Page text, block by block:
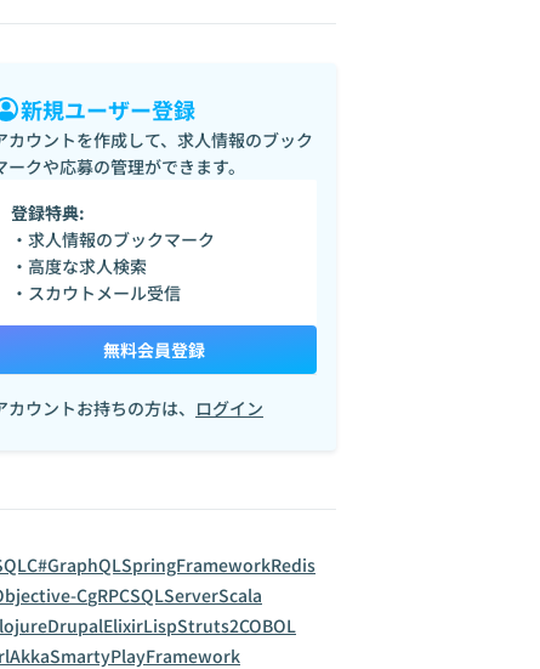
新規ユーザー登録
カウントを作成して、求人情報のブック
ークや応募の管理ができます。
登録特典:
・求人情報のブックマーク
・高度な求人検索
・スカウトメール受信
無料会員登録
カウントお持ちの方は、 ログイン
C#GraphQLSpringFrameworkRedis
CgRPCSQLServerScala
DrupalElixirLispStruts2COBOL
AkkaSmartyPlayFramework